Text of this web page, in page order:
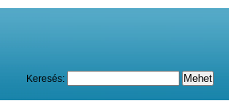
Keresés: